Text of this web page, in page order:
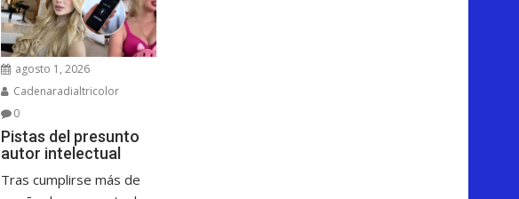
agosto 1, 2026
Cadenaradialtricolor
0
Pistas del presunto
autor intelectual
Tras cumplirse más de